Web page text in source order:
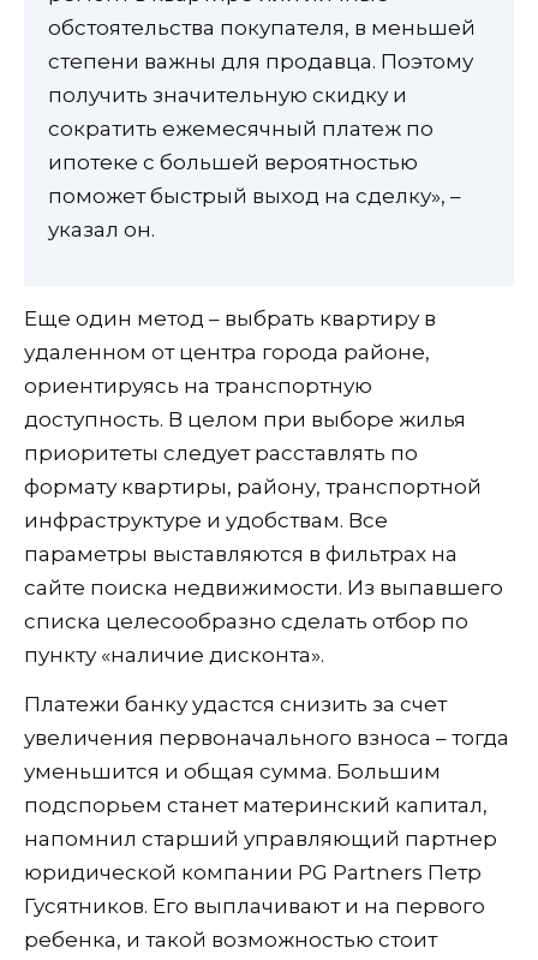
обстоятельства покупателя, в меньшей
степени важны для продавца. Поэтому
получить значительную скидку и
сократить ежемесячный платеж по
ипотеке с большей вероятностью
поможет быстрый выход на сделку», –
указал он.
Еще один метод – выбрать квартиру в
удаленном от центра города районе,
ориентируясь на транспортную
доступность. В целом при выборе жилья
приоритеты следует расставлять по
формату квартиры, району, транспортной
инфраструктуре и удобствам. Все
параметры выставляются в фильтрах на
сайте поиска недвижимости. Из выпавшего
списка целесообразно сделать отбор по
пункту «наличие дисконта».
Платежи банку удастся снизить за счет
увеличения первоначального взноса – тогда
уменьшится и общая сумма. Большим
подспорьем станет материнский капитал,
напомнил старший управляющий партнер
юридической компании PG Partners Петр
Гусятников. Его выплачивают и на первого
ребенка, и такой возможностью стоит